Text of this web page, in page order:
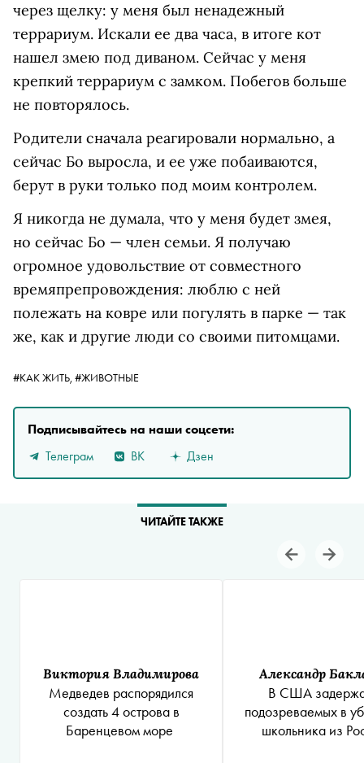
через щелку: у меня был ненадежный
террариум. Искали ее два часа, в итоге кот
нашел змею под диваном. Сейчас у меня
крепкий террариум с замком. Побегов больше
не повторялось.
Родители сначала реагировали нормально, а
сейчас Бо выросла, и ее уже побаиваются,
берут в руки только под моим контролем.
Я никогда не думала, что у меня будет змея,
но сейчас Бо — член семьи. Я получаю
огромное удовольствие от совместного
времяпрепровождения: люблю с ней
полежать на ковре или погулять в парке — так
же, как и другие люди со своими питомцами.
#КАК ЖИТЬ, #ЖИВОТНЫЕ
Подписывайтесь на наши соцсети:
Телеграм
ВК Дзен
ЧИТАЙТЕ ТАКЖЕ
Виктория Владимирова
Медведев распорядился
создать 4 острова в
Баренцевом море
Александр
В США
подозреваемых в
школьника из